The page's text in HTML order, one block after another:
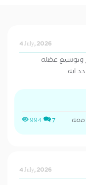
4 July, 2026
عضله
ايه
994 7 معه
4 July, 2026